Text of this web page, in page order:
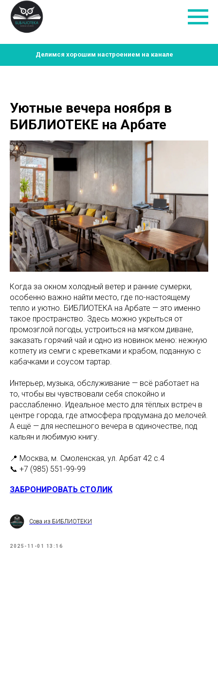
Делимся хорошим настроением на канале
Уютные вечера ноября в
БИБЛИОТЕКЕ на Арбате
Когда за окном холодный ветер и ранние сумерки,
особенно важно найти место, где по-настоящему
тепло и уютно. БИБЛИОТЕКА на Арбате — это именно
такое пространство. Здесь можно укрыться от
промозглой погоды, устроиться на мягком диване,
заказать горячий чай и одно из новинок меню: нежную
котлету из семги с креветками и крабом, поданную с
кабачками и соусом тартар.
Интерьер, музыка, обслуживание — всё работает на
то, чтобы вы чувствовали себя спокойно и
расслабленно. Идеальное место для тёплых встреч в
центре города, где атмосфера продумана до мелочей.
А ещё — для неспешного вечера в одиночестве, под
кальян и любимую книгу.
📍 Москва, м. Смоленская, ул. Арбат 42 с.4
📞 +7 (985) 551-99-99
ЗАБРОНИРОВАТЬ СТОЛИК
Сова из БИБЛИОТЕКИ
2025-11-01 13:16